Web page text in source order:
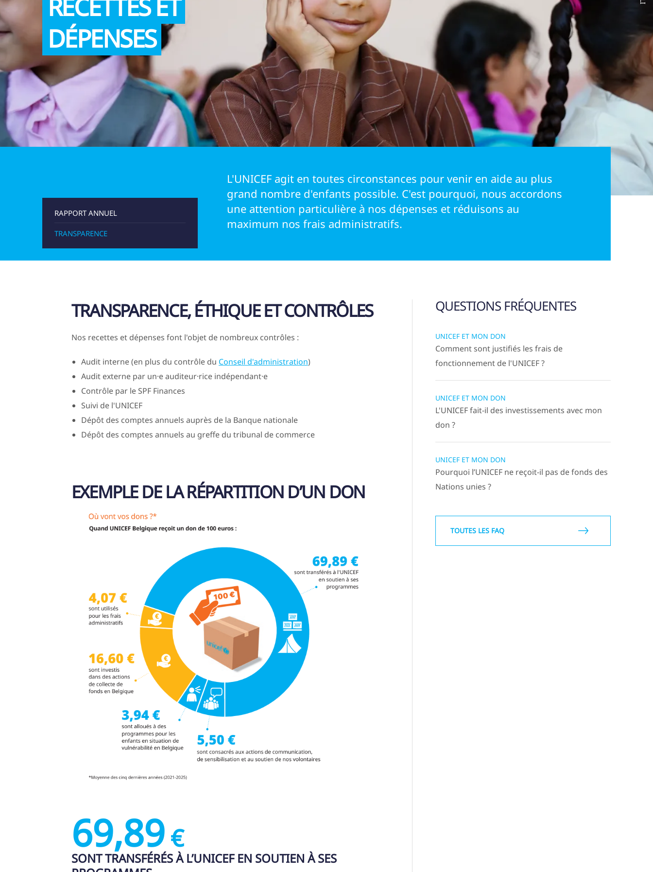
RECETTES ET
DÉPENSES
RAPPORT ANNUEL
TRANSPARENCE
L'UNICEF agit en toutes circonstances pour venir en aide au plus
grand nombre d'enfants possible. C'est pourquoi, nous accordons
une attention particulière à nos dépenses et réduisons au
maximum nos frais administratifs.
TRANSPARENCE, ÉTHIQUE ET CONTRÔLES
Nos recettes et dépenses font l'objet de nombreux contrôles :
Audit interne (en plus du contrôle du Conseil d'administration)
Audit externe par un·e auditeur·rice indépendant·e
Contrôle par le SPF Finances
Suivi de l'UNICEF
Dépôt des comptes annuels auprès de la Banque nationale
Dépôt des comptes annuels au greffe du tribunal de commerce
EXEMPLE DE LA RÉPARTITION D’UN DON
69,89€
SONT TRANSFÉRÉS À L’UNICEF EN SOUTIEN À SES
QUESTIONS FRÉQUENTES
UNICEF ET MON DON
Comment sont justifiés les frais de
fonctionnement de l'UNICEF ?
UNICEF ET MON DON
L'UNICEF fait-il des investissements avec mon
don ?
UNICEF ET MON DON
Pourquoi l’UNICEF ne reçoit-il pas de fonds des
Nations unies ?
TOUTES LES FAQ